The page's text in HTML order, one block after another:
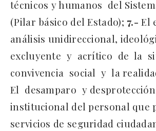
técnicos y humanos del
(Pilar básico del Estado); 7.- El
análisis unidireccional,
excluyente y acrítico de la
convivencia social y la
El desamparo y
institucional del personal que
servicios de seguridad